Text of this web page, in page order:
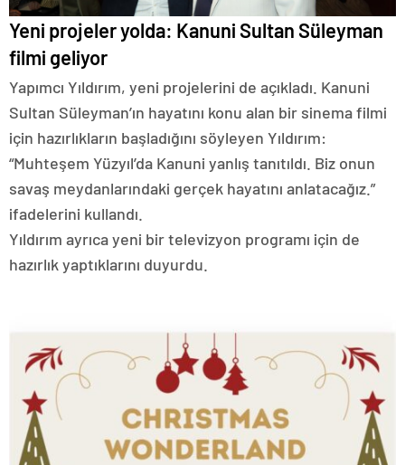
Yeni projeler yolda: Kanuni Sultan Süleyman
filmi geliyor
Yapımcı Yıldırım, yeni projelerini de açıkladı. Kanuni
Sultan Süleyman’ın hayatını konu alan bir sinema filmi
için hazırlıkların başladığını söyleyen Yıldırım:
“Muhteşem Yüzyıl’da Kanuni yanlış tanıtıldı. Biz onun
savaş meydanlarındaki gerçek hayatını anlatacağız.”
ifadelerini kullandı.
Yıldırım ayrıca yeni bir televizyon programı için de
hazırlık yaptıklarını duyurdu.